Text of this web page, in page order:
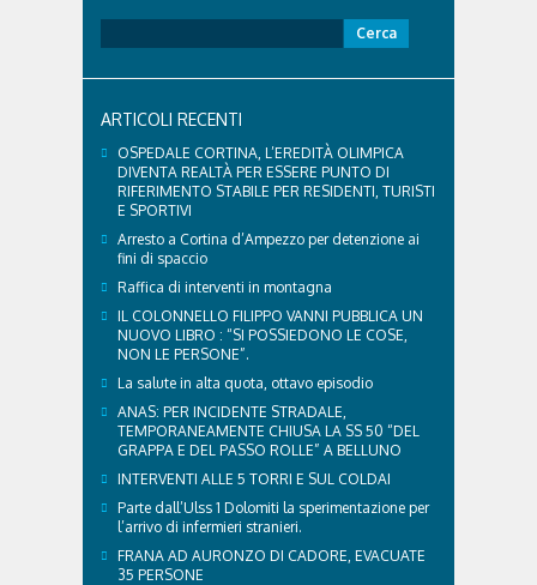
per:
ARTICOLI RECENTI
OSPEDALE CORTINA, L’EREDITÀ OLIMPICA
DIVENTA REALTÀ PER ESSERE PUNTO DI
RIFERIMENTO STABILE PER RESIDENTI, TURISTI
E SPORTIVI
Arresto a Cortina d’Ampezzo per detenzione ai
fini di spaccio
Raffica di interventi in montagna
IL COLONNELLO FILIPPO VANNI PUBBLICA UN
NUOVO LIBRO : “SI POSSIEDONO LE COSE,
NON LE PERSONE”.
La salute in alta quota, ottavo episodio
ANAS: PER INCIDENTE STRADALE,
TEMPORANEAMENTE CHIUSA LA SS 50 “DEL
GRAPPA E DEL PASSO ROLLE” A BELLUNO
INTERVENTI ALLE 5 TORRI E SUL COLDAI
Parte dall’Ulss 1 Dolomiti la sperimentazione per
l’arrivo di infermieri stranieri.
FRANA AD AURONZO DI CADORE, EVACUATE
35 PERSONE